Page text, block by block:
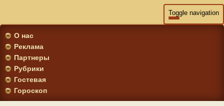
Toggle navigation
О нас
Реклама
Партнеры
Рубрики
Гостевая
Гороскоп